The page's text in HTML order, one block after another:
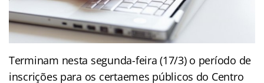
Terminam nesta segunda-feira (17/3) o período de
inscrições para os certaemes públicos do Centro